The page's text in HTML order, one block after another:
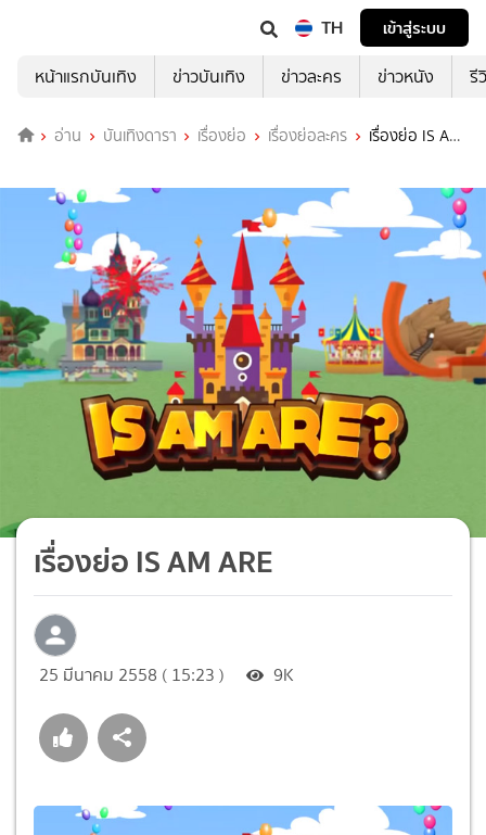
TH
เข้าสู่ระบบ
หน้าแรกบันเทิง
ข่าวบันเทิง ข่าวละคร ข่าวหนัง รี
อ่าน บันเทิงดารา เรื่องย่อ เรื่องย่อละคร
เรื่องย่อ IS AM
เรื่องย่อ IS AM ARE
25 มีนาคม 2558 ( 15:23 ) 9K